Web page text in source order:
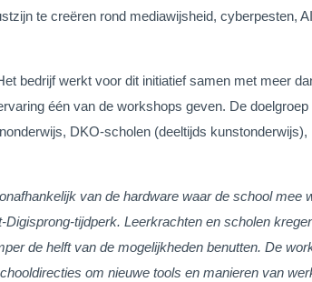
te creëren rond mediawijsheid, cyberpesten,
bedrijf werkt voor dit initiatief samen met meer
één van de workshops geven. De
DKO-scholen (deeltijds
van de hardware waar de school mee
tijdperk. Leerkrachten en scholen
de helft van de mogelijkheden benutten. De
om nieuwe tools en manieren van